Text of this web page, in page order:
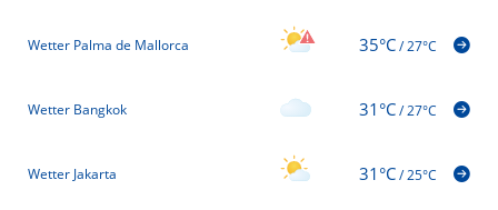
Wetter Palma de Mallorca 35°C/27°C
Wetter Bangkok 31°C/27°C
Wetter Jakarta 31°C/25°C